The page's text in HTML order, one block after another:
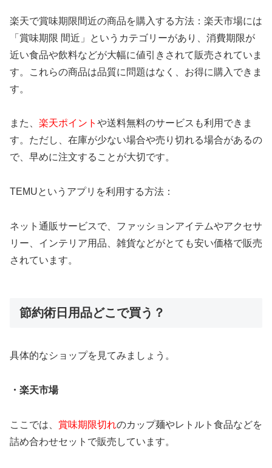
楽天で賞味期限間近の商品を購入する方法：楽天市場には
「賞味期限 間近」というカテゴリーがあり、消費期限が
近い食品や飲料などが大幅に値引きされて販売されていま
す。これらの商品は品質に問題はなく、お得に購入できま
す。
また、 楽天ポイント や送料無料のサービスも利用できま
す。ただし、在庫が少ない場合や売り切れる場合があるの
で、早めに注文することが大切です。
TEMUというアプリを利用する方法：
ネット通販サービスで、ファッションアイテムやアクセサ
リー、インテリア用品、雑貨などがとても安い価格で販売
されています。
節約術日用品どこで買う？
具体的なショップを見てみましょう。
・楽天市場
ここでは、 賞味期限切れのカップ麺やレトルト食品などを
詰め合わせセットで販売しています。